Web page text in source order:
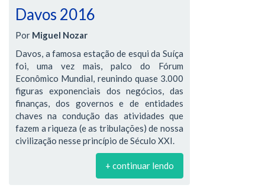
Davos 2016
Por Miguel Nozar
Davos, a famosa estação de esqui da Suíça
foi, uma vez mais, palco do Fórum
Econômico Mundial, reunindo quase 3.000
figuras exponenciais dos negócios, das
finanças, dos governos e de entidades
chaves na condução das atividades que
fazem a riqueza (e as tribulações) de nossa
civilização nesse princípio de Século XXI.
+ continuar lendo